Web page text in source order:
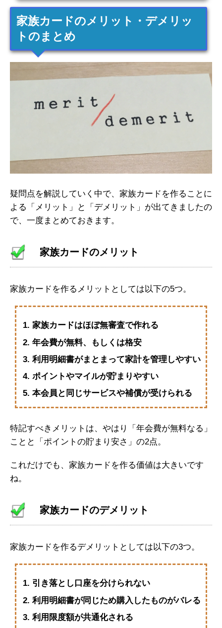
え、ETC割引が適用され...
家族カードのメリット・デメリッ
トのまとめ
疑問点を解説していく中で、家族カードを作ることに
よる「メリット」と「デメリット」が出てきましたの
で、一度まとめておきます。
家族カードのメリット
家族カードを作るメリットとしては以下の5つ。
家族カードはほぼ無審査で作れる
年会費が無料、もしくは格安
利用明細書がまとまって家計を管理しやすい
ポイントやマイルが貯まりやすい
本会員と同じサービスや補償が受けられる
特記すべきメリットは、やはり「年会費が無料なる」
ことと「ポイントの貯まり安さ」の2点。
これだけでも、家族カードを作る価値は大きいです
ね。
家族カードのデメリット
家族カードを作るデメリットとしては以下の3つ。
引き落とし口座を分けられない
利用明細書が同じため購入したものがバレる
利用限度額が共通化される